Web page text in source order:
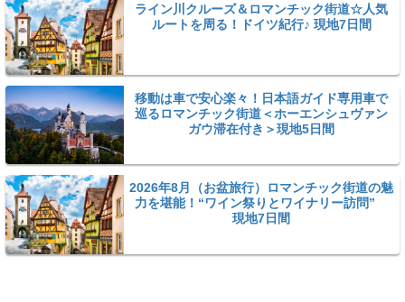
ライン川クルーズ＆ロマンチック街道☆人気
ルートを周る！ドイツ紀行♪ 現地7日間
移動は車で安心楽々！日本語ガイド専用車で
巡るロマンチック街道＜ホーエンシュヴァン
ガウ滞在付き＞現地5日間
2026年8月（お盆旅行）ロマンチック街道の魅
力を堪能！“ワイン祭りとワイナリー訪問”
現地7日間